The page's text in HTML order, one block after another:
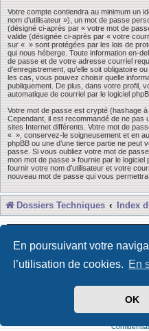
En poursuivant votre
l’utilisation de cookies. En
OK
Votre compte contiendra au minimum un
nom d’utilisateur »), un mot de passe
(désigné ci-après par « votre mot de
valide (désignée ci-après par « votre
sur « » sont protégées par les lois de
qui nous héberge. Toute information en-
de passe et de votre adresse courriel
d’enregistrement, qu’elle soit obligatoire
les cas, vous pouvez choisir quelle
publiquement. De plus, dans votre profil,
automatique de courriel par le logiciel
Votre mot de passe est crypté (hashage à
Cependant, il est recommandé de ne pas
sites Internet différents. Votre mot de
« », conservez-le soigneusement et en
phpBB ou une d’une tierce partie ne peut
passe. Si vous oubliez votre mot de
mon mot de passe » fournie par le
fournir votre nom d’utilisateur et votre
nouveau mot de passe qui vous
Dossiers Techniques Index
Développé par Forum
Traduit